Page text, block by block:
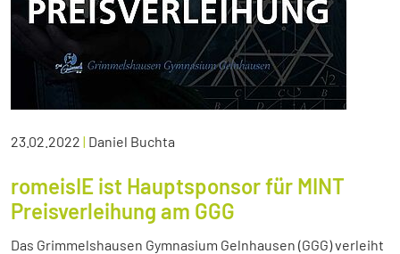
23.02.2022 | Daniel Buchta
romeisIE ist Hauptsponsor für MINT
Preisverleihung am GGG
Das Grimmelshausen Gymnasium Gelnhausen (GGG) verleiht